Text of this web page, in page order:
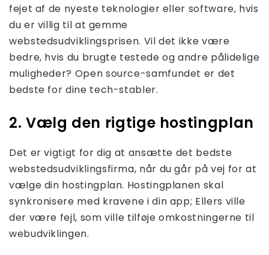
fejet af de nyeste teknologier eller software, hvis
du er villig til at gemme
webstedsudviklingsprisen. Vil det ikke være
bedre, hvis du brugte testede og andre pålidelige
muligheder? Open source-samfundet er det
bedste for dine tech-stabler.
2. Vælg den rigtige hostingplan
Det er vigtigt for dig at ansætte det bedste
webstedsudviklingsfirma, når du går på vej for at
vælge din hostingplan. Hostingplanen skal
synkronisere med kravene i din app; Ellers ville
der være fejl, som ville tilføje omkostningerne til
webudviklingen.